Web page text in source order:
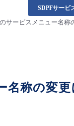
SDPFサービ
サービスメニュー名称
名称の変更